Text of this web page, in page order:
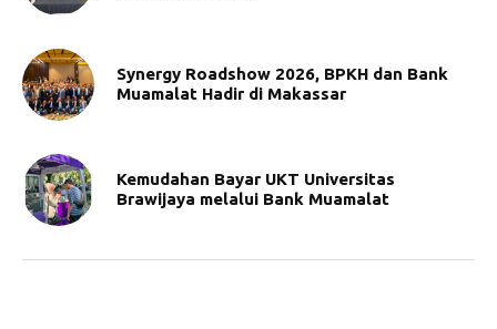
Synergy Roadshow 2026, BPKH dan Bank
Muamalat Hadir di Makassar
Kemudahan Bayar UKT Universitas
Brawijaya melalui Bank Muamalat